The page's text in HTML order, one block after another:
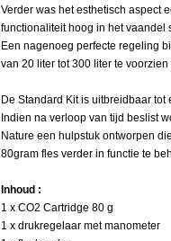
Verder was het esthetisch aspect
functionaliteit hoog in het vaandel
Een nagenoeg perfecte regeling
van 20 liter tot 300 liter te
De Standard Kit is uitbreidbaar
Indien na verloop van tijd beslist
Nature een hulpstuk ontworpen
80gram fles verder in functie te
Inhoud :
1 x CO2 Cartridge 80 g
1 x drukregelaar met manometer